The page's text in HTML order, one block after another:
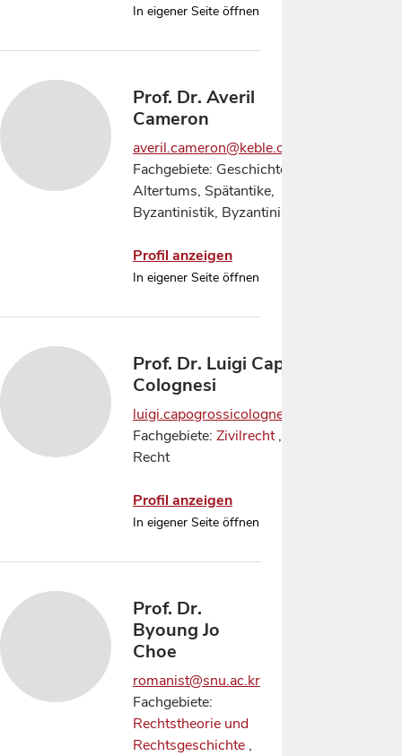
In eigener Seite öffnen
Prof. Dr. Averil
Cameron
averil.cameron@keble.ox.ac.uk
Fachgebiete: Geschichte des
Altertums, Spätantike,
Byzantinistik, Byzantinistik
Profil anzeigen
In eigener Seite öffnen
Prof. Dr. Luigi Capogrossi
Colognesi
luigi.capogrossicolognesi@uniroma1.it
Fachgebiete: Zivilrecht, Römisches
Recht
Profil anzeigen
In eigener Seite öffnen
Prof. Dr.
Byoung Jo
Choe
romanist@snu.ac.kr
Fachgebiete:
Rechtstheorie und
Rechtsgeschichte ,